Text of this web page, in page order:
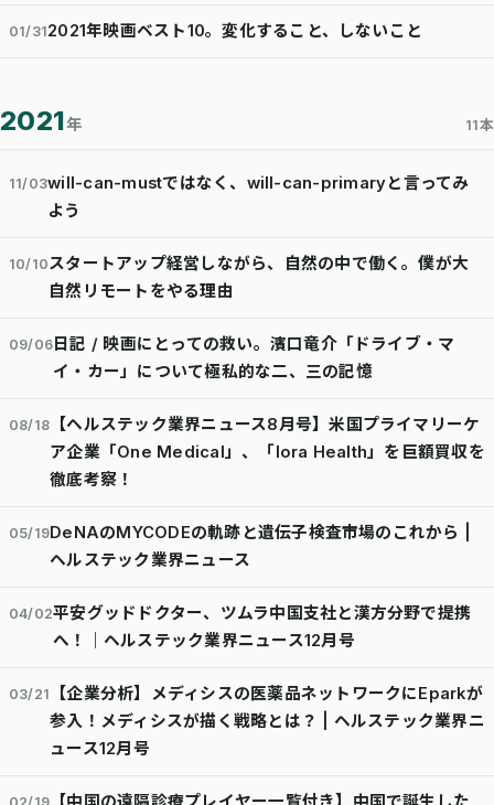
01/312021年映画ベスト10。変化すること、しないこと
2021年 11本
11/03will-can-mustではなく、will-can-primaryと言ってみ
よう
10/10スタートアップ経営しながら、自然の中で働く。僕が大
自然リモートをやる理由
09/06日記 / 映画にとっての救い。濱口竜介「ドライブ・マ
イ・カー」について極私的な二、三の記憶
08/18
【ヘルステック業界ニュース8月号】米国プライマリーケ
ア企業「One Medical」、「lora Health」を巨額買収を
徹底考察！
05/19DeNAのMYCODEの軌跡と遺伝子検査市場のこれから |
ヘルステック業界ニュース
04/02平安グッドドクター、ツムラ中国支社と漢方分野で提携
へ！｜ヘルステック業界ニュース12月号
03/21
【企業分析】メディシスの医薬品ネットワークにEparkが
参入！メディシスが描く戦略とは？ | ヘルステック業界ニ
ュース12月号